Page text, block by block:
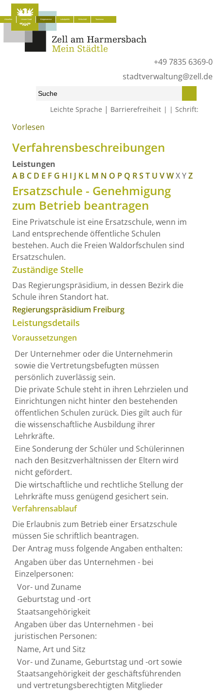
+49 7835 6369-0
stadtverwaltung@zell.de
Leichte Sprache | Barrierefreiheit Schrift:
Aktuelles Unsere Stadt Bürgerservice Lokalpolitik Wirtschaft Tourismus
Start» Bürgerservice »
Vorlesen
Verfahrensbeschreibungen
Leistungen
A B C D E F G H I J K L M N O P Q RS T U VWXYZ
Ersatzschule - Genehmigung
zum Betrieb beantragen
Eine Privatschule ist eine Ersatzschule, wenn im
Land entsprechende öffentliche Schulen
bestehen. Auch die Freien Waldorfschulen sind
Ersatzschulen.
Zuständige Stelle
Das Regierungspräsidium, in dessen Bezirk die
Schule ihren Standort hat.
Regierungspräsidium Freiburg
Leistungsdetails
Voraussetzungen
Der Unternehmer oder die Unternehmerin
sowie die Vertretungsbefugten müssen
persönlich zuverlässig sein.
Die private Schule steht in ihren Lehrzielen und
Einrichtungen nicht hinter den bestehenden
öffentlichen Schulen zurück. Dies gilt auch für
die wissenschaftliche Ausbildung ihrer
Lehrkräfte.
Eine Sonderung der Schüler und Schülerinnen
nach den Besitzverhältnissen der Eltern wird
nicht gefördert.
Die wirtschaftliche und rechtliche Stellung der
Lehrkräfte muss genügend gesichert sein.
Verfahrensablauf
Die Erlaubnis zum Betrieb einer Ersatzschule
müssen Sie schriftlich beantragen.
Der Antrag muss folgende Angaben enthalten:
Angaben über das Unternehmen - bei
Einzelpersonen:
Vor- und Zuname
Geburtstag und -ort
Staatsangehörigkeit
Angaben über das Unternehmen - bei
juristischen Personen:
Name, Art und Sitz
Vor- und Zuname, Geburtstag und -ort sowie
Staatsangehörigkeit der geschäftsführenden
und vertretungsberechtigten Mitglieder